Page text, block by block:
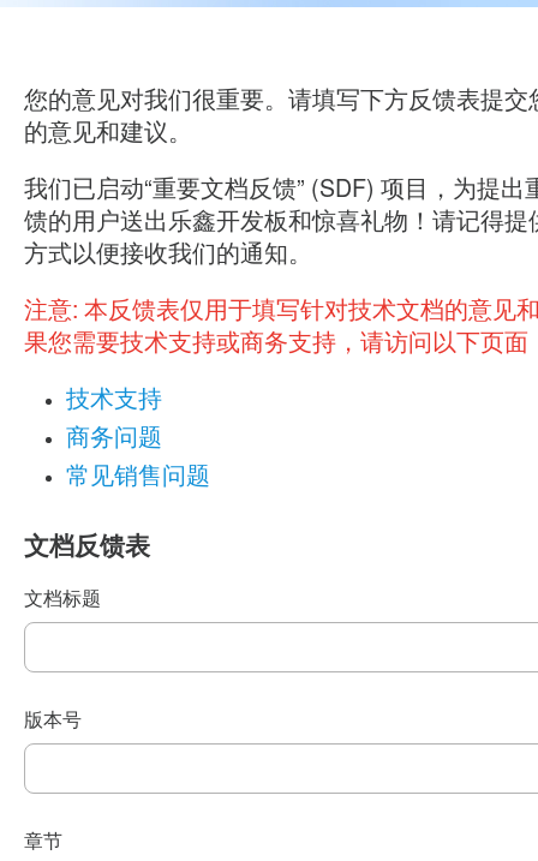
您的意见对我们很重要。请填写下方反馈表提交
的意见和建议。
我们已启动“重要文档反馈” (SDF) 项目，为提出
馈的用户送出乐鑫开发板和惊喜礼物！请记得提
方式以便接收我们的通知。
注意: 本反馈表仅用于填写针对技术文档的意见
果您需要技术支持或商务支持，请访问以下页面
技术支持
商务问题
常见销售问题
文档反馈表
文档标题
版本号
章节